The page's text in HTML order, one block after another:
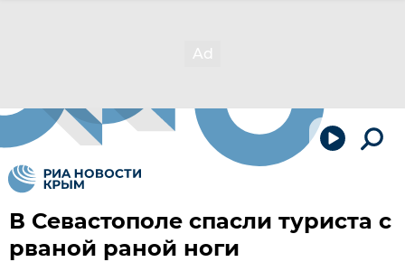
В Севастополе спасли туриста с
рваной раной ноги